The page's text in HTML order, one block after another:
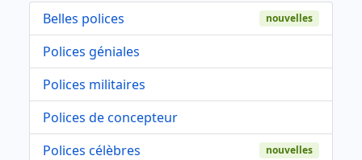
Belles polices nouvelles
Polices géniales
Polices militaires
Polices de concepteur
Polices célèbres
nouvelles